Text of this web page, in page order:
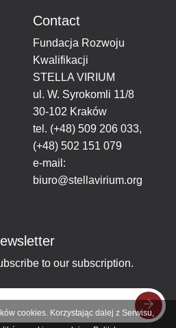
Contact
Fundacja Rozwoju
Kwalifikacji
STELLA VIRIUM
ul. W. Syrokomli 11/8
30-102 Kraków
tel. (+48) 509 206 033,
(+48) 502 151 079
e-mail:
biuro@stellavirium.org
to our subscription.
cookies. Korzystając dalej z Serwisu,